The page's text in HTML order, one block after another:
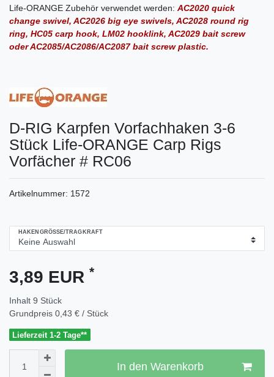
Life-ORANGE Zubehör verwendet werden: AC2020 quick
change swivel, AC2026 big eye swivels, AC2028 round rig
ring, HC05 carp hook, LM02 hooklink, AC2029 bait screw
oder AC2085/AC2086/AC2087 bait screw plastic.
D-RIG Karpfen Vorfachhaken 3-6
Stück Life-ORANGE Carp Rigs
Vorfächer # RC06
Artikelnummer: 1572
HAKENGRÖSSE/TRAGKRAFT
3,89 EUR *
Inhalt 9 Stück
Grundpreis 0,43 € / Stück
Lieferzeit 1-2 Tage**
In den Warenkorb